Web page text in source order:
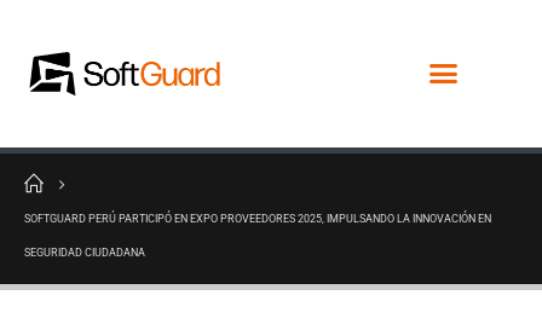
SOFTGUARD PERÚ PARTICIPÓ EN EXPO PROVEEDORES 2025, IMPULSANDO LA INNOVACIÓN EN
SEGURIDAD CIUDADANA